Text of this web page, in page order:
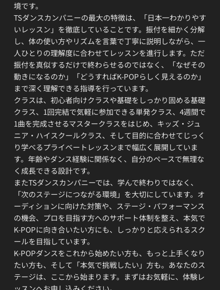
境です。
TSダンスカンパニーの最大の特徴は、「日本一わかりやす
いレッスン」を徹底していることです。振付を細かく分解
し、体の使い方やリズムを言葉で丁寧に説明しながら、一
人ひとりの理解度に合わせてレッスンを進行します。ただ
振付を真似するだけで終わらせるのではなく、「なぜその
動きになるのか」「どうすればK-POPらしく見えるのか」
まで深く理解できる指導を行っています。
クラスは、初心者向けクラスや基礎をしっかり固める基礎
クラス、1回完結で気軽に参加できる単発クラス、4週間で
1曲を完成させるマスタークラスをはじめ、キッズ・ジュ
ニア・ハイスクールクラス、そして目的に合わせてじっく
り学べるプライベートレッスンまで幅広く展開していま
す。年齢やダンス経験に関係なく、自分のペースで無理な
く成長できる設計です。
またTSダンスカンパニーでは、学んで終わりではなく、
「次のステージにつながる環境」を大切にしています。オ
ーディションに向けた対策や、ステージ・パフォーマンス
の機会、プロを目指す方へのサポート体制を整え、本気で
K-POPに向き合いたい方にも、しっかりと応えられるスク
ールを目指しています。
K-POPダンスをこれから始めたい方も、もっと上手くなり
たい方も、そして「本気で挑戦したい」方も。あなたのス
テージは、ここから始まります。まずはお気軽に、体験レ